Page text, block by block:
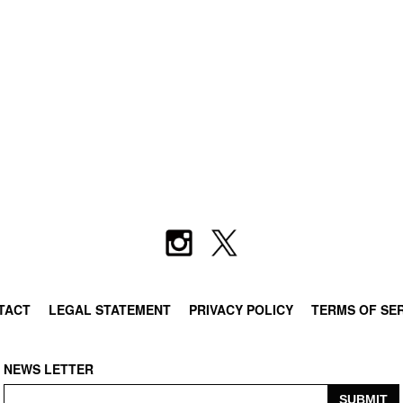
LEGAL STATEMENT PRIVACY POLICY TERMS OF
NEWS LETTER